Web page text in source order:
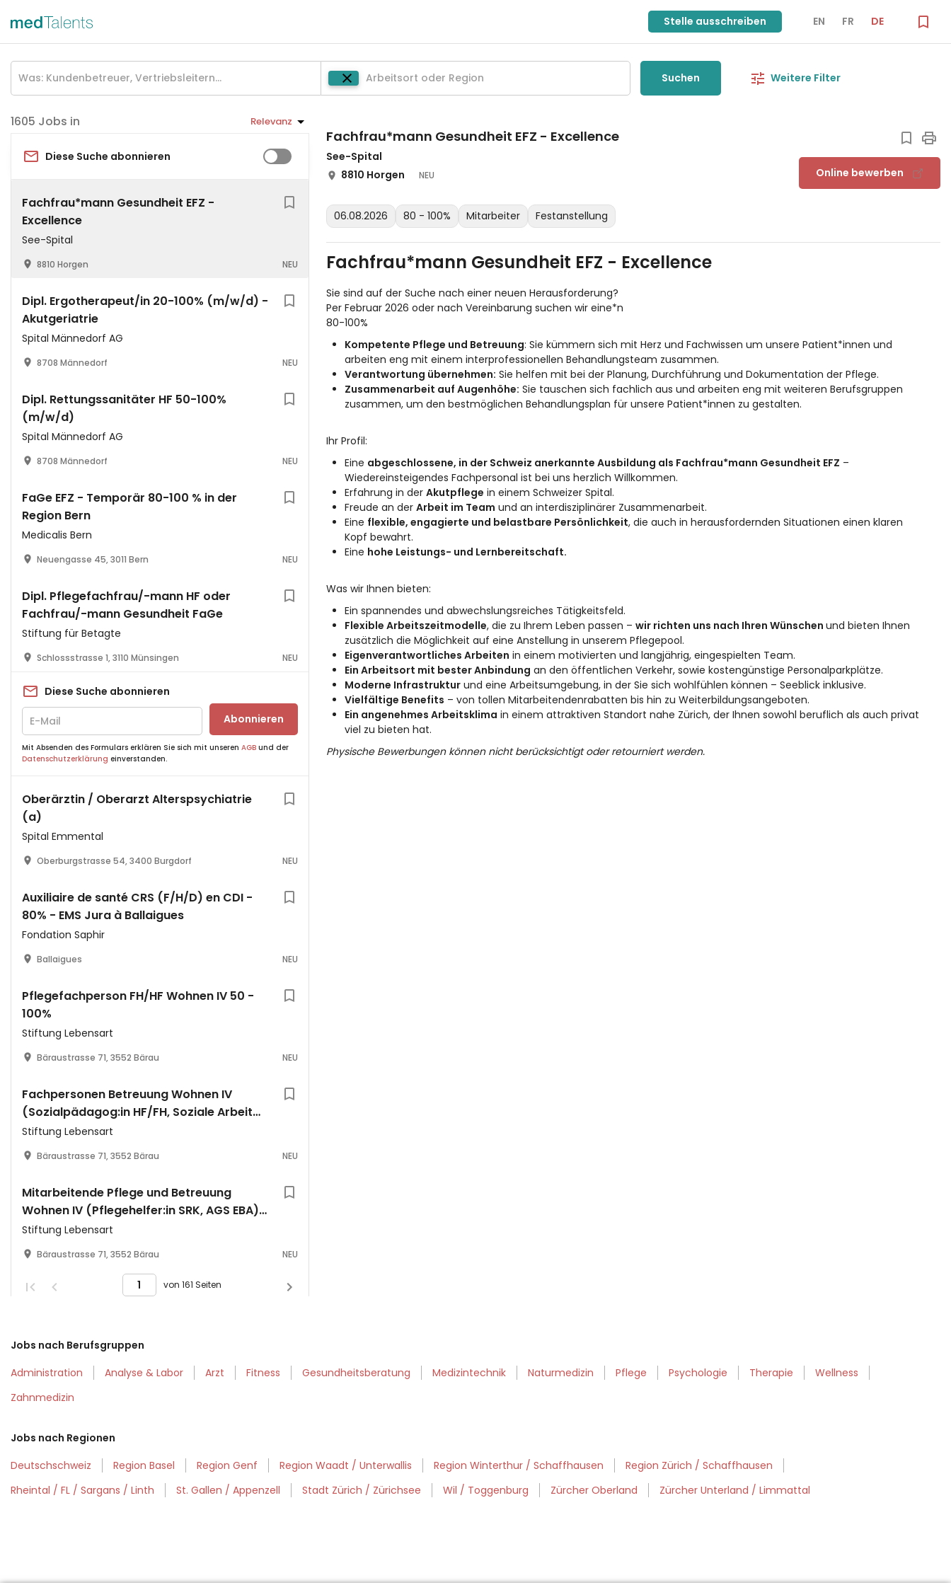
Stelle ausschreiben EN FR DE
Suchen Weitere Filter
Jobs in Relevanz
Diese Suche abonnieren
Fachfrau*mann Gesundheit EFZ -
Excellence
See-Spital
8810 Horgen NEU
Dipl. Ergotherapeut/in 20-100% (m/w/d) -
Akutgeriatrie
Spital Männedorf AG
8708 Männedorf NEU
Dipl. Rettungssanitäter HF 50-100%
(m/w/d)
Spital Männedorf AG
8708 Männedorf NEU
FaGe EFZ - Temporär 80-100 % in der
Region Bern
Medicalis Bern
Neuengasse 45, 3011 Bern NEU
Dipl. Pflegefachfrau/-mann HF oder
Fachfrau/-mann Gesundheit FaGe
Stiftung für Betagte
Schlossstrasse 1, 3110 Münsingen NEU
Diese Suche abonnieren
Abonnieren
Mit Absenden des Formulars erklären Sie sich mit unseren AGB und der
Datenschutzerklärung einverstanden.
Oberärztin / Oberarzt Alterspsychiatrie
(a)
Spital Emmental
Oberburgstrasse 54, 3400 Burgdorf NEU
Auxiliaire de santé CRS (F/H/D) en CDI -
80% - EMS Jura à Ballaigues
Fondation Saphir
Ballaigues NEU
Pflegefachperson FH/HF Wohnen IV 50 -
100%
Stiftung Lebensart
Bäraustrasse 71, 3552 Bärau NEU
Fachpersonen Betreuung Wohnen IV
(Sozialpädagog:in HF/FH, Soziale Arbeit
FH, FaBe EFZ) 60-100%
Stiftung Lebensart
Bäraustrasse 71, 3552 Bärau NEU
Mitarbeitende Pflege und Betreuung
Wohnen IV (Pflegehelfer:in SRK, AGS EBA)
40-100%
Stiftung Lebensart
Bäraustrasse 71, 3552 Bärau NEU
von 161 Seiten
Fachfrau*mann Gesundheit EFZ - Excellence
See-Spital
8810 Horgen
NEU Online bewerben
06.08.2026 80 - 100% Mitarbeiter Festanstellung
Fachfrau*mann Gesundheit EFZ - Excellence
Sie sind auf der Suche nach einer neuen Herausforderung?
Per Februar 2026 oder nach Vereinbarung suchen wir eine*n
80-100%
Kompetente Pflege und Betreuung: Sie kümmern sich mit Herz und Fachwissen um unsere Patient*innen und
arbeiten eng mit einem interprofessionellen Behandlungsteam zusammen.
Verantwortung übernehmen: Sie helfen mit bei der Planung, Durchführung und Dokumentation der Pflege.
Zusammenarbeit auf Augenhöhe: Sie tauschen sich fachlich aus und arbeiten eng mit weiteren Berufsgruppen
zusammen, um den bestmöglichen Behandlungsplan für unsere Patient*innen zu gestalten.
Ihr Profil:
Eine abgeschlossene, in der Schweiz anerkannte Ausbildung als Fachfrau*mann Gesundheit EFZ –
Wiedereinsteigendes Fachpersonal ist bei uns herzlich Willkommen.
Erfahrung in der Akutpflege in einem Schweizer Spital.
Freude an der Arbeit im Team und an interdisziplinärer Zusammenarbeit.
Eine flexible, engagierte und belastbare Persönlichkeit, die auch in herausfordernden Situationen einen klaren
Kopf bewahrt.
Eine hohe Leistungs- und Lernbereitschaft.
Was wir Ihnen bieten:
Ein spannendes und abwechslungsreiches Tätigkeitsfeld.
Flexible Arbeitszeitmodelle, die zu Ihrem Leben passen – wir richten uns nach Ihren Wünschen und bieten Ihnen
zusätzlich die Möglichkeit auf eine Anstellung in unserem Pflegepool.
Eigenverantwortliches Arbeiten in einem motivierten und langjährig, eingespielten Team.
Ein Arbeitsort mit bester Anbindung an den öffentlichen Verkehr, sowie kostengünstige Personalparkplätze.
Moderne Infrastrukturund eine Arbeitsumgebung, in der Sie sich wohlfühlen können – Seeblick inklusive.
Vielfältige Benefits – von tollen Mitarbeitendenrabatten bis hin zu Weiterbildungsangeboten.
Ein angenehmes Arbeitsklima in einem attraktiven Standort nahe Zürich, der Ihnen sowohl beruflich als auch privat
viel zu bieten hat.
Physische Bewerbungen können nicht berücksichtigt oder retourniert werden.
Jobs nach Berufsgruppen
Administration
Analyse & Labor Arzt Fitness Gesundheitsberatung Medizintechnik Naturmedizin Pflege Psychologie Therapie
Wellness
Zahnmedizin
Jobs nach Regionen
Deutschschweiz
Region Basel Region Genf Region Waadt / Unterwallis Region Winterthur / Schaffhausen
Region Zürich / Schaffhausen
Rheintal / FL / Sargans / Linth
St. Gallen / Appenzell Stadt Zürich / Zürichsee Wil / Toggenburg Zürcher Oberland Zürcher Unterland / Limmattal